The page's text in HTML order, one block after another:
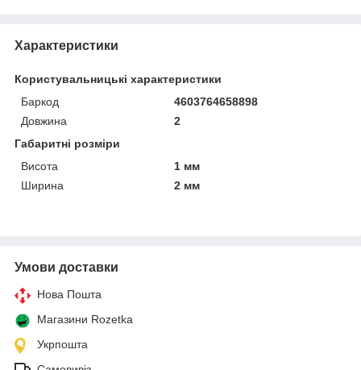
Характеристики
Користувальницькі характеристики
Баркод
4603764658898
Довжина
2
Габаритні розміри
Висота
1 мм
Ширина
2 мм
Умови доставки
Нова Пошта
Магазини Rozetka
Укрпошта